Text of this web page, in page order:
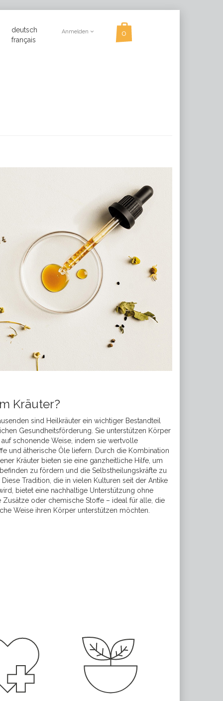
deutsch
français
Anmelden
Kräuter?
sind Heilkräuter ein wichtiger Bestandteil
Gesundheitsförderung. Sie unterstützen Körper
auf schonende Weise, indem sie wertvolle
und ätherische Öle liefern. Durch die Kombination
Kräuter bieten sie eine ganzheitliche Hilfe, um
zu fördern und die Selbstheilungskräfte zu
Diese Tradition, die in vielen Kulturen seit der Antike
bietet eine nachhaltige Unterstützung ohne
Zusätze oder chemische Stoffe – ideal für alle, die
Weise ihren Körper unterstützen möchten.